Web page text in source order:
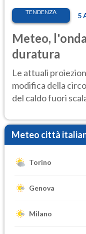
TENDENZA 5
Meteo,
duratura
Le attuali
modifica della
del caldo fuori
Meteo città
Torino
Genova
Milano